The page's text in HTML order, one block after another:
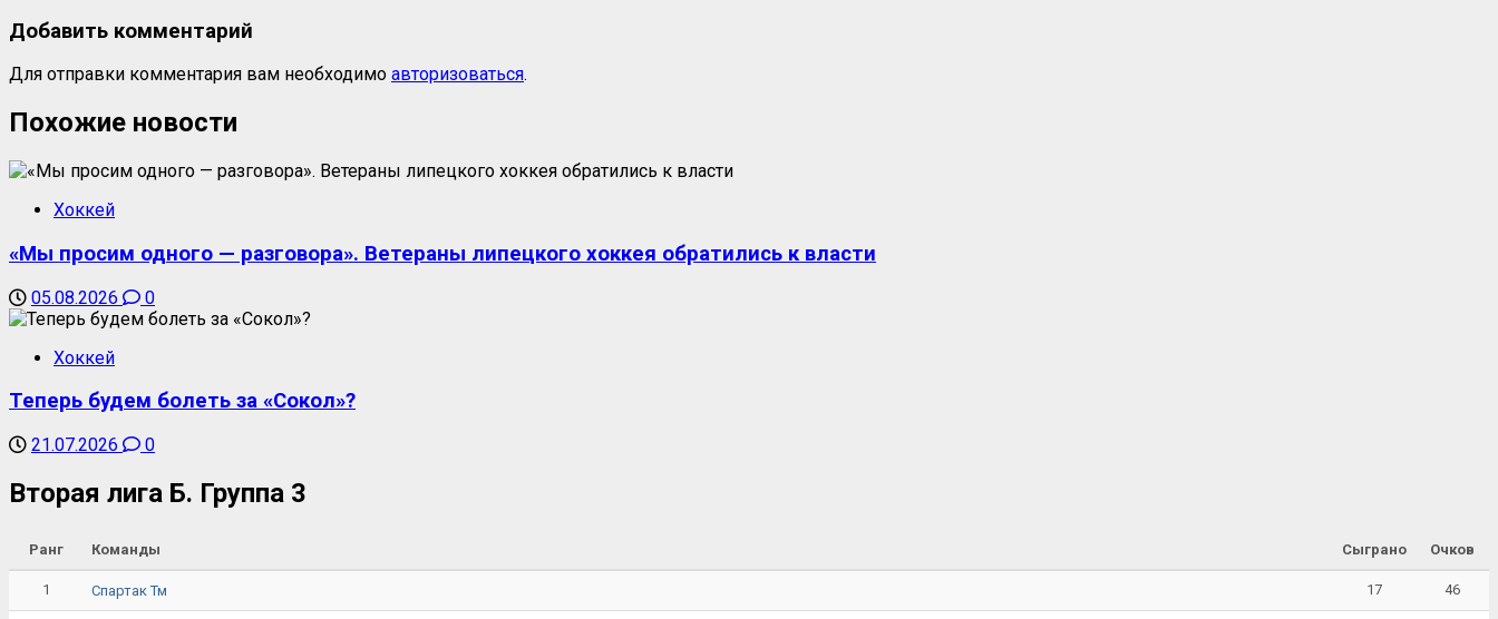
Добавить комментарий
Для отправки комментария вам необходимо авторизоваться.
Похожие новости
Хоккей
«Мы просим одного — разговора». Ветераны липецкого хоккея обратились к власти
05.08.2026 0
Хоккей
Теперь будем болеть за «Сокол»?
21.07.2026 0
Вторая лига Б. Группа 3
Ранг Команды Сыграно Очков
1 Спартак Тм 17 46